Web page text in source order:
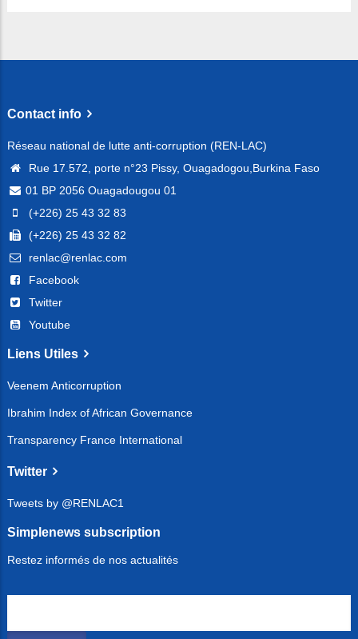
Contact info
Réseau national de lutte anti-corruption (REN-LAC)
Rue 17.572, porte n°23 Pissy, Ouagadogou,Burkina Faso
01 BP 2056 Ouagadougou 01
(+226) 25 43 32 83
(+226) 25 43 32 82
renlac@renlac.com
Facebook
Twitter
Youtube
Liens Utiles
Veenem Anticorruption
Ibrahim Index of African Governance
Transparency France International
Twitter
Tweets by @RENLAC1
Simplenews subscription
Restez informés de nos actualités